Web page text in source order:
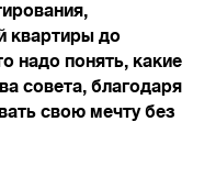
квартиры до
надо понять, какие
совета, благодаря
свою мечту без